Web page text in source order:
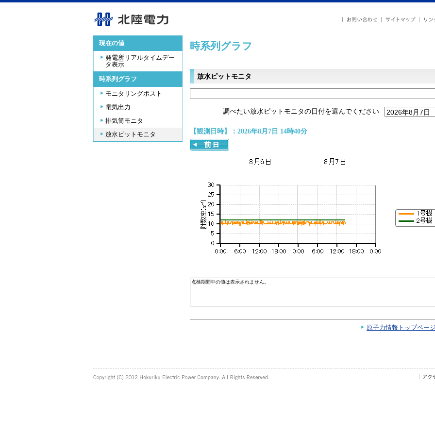
現在の値
発電所リアルタイムデー
タ表示
時系列グラフ
モニタリングポスト
電気出力
排気筒モニタ
放水ピットモニタ
時系列グラフ
放水ピットモニタ
調べたい放水ピットモニタの日付を選んでください
【観測日時】：2026年8月7日 14時40分
原子力情報トップペー